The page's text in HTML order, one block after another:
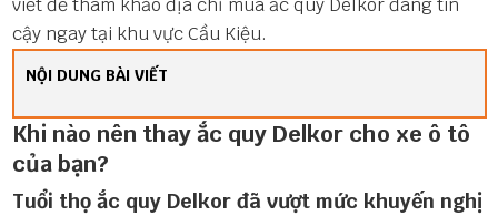
viết để tham khảo địa chỉ mua ắc quy Delkor đáng tin
cậy ngay tại khu vực Cầu Kiệu.
NỘI DUNG BÀI VIẾT
Khi nào nên thay ắc quy Delkor cho xe ô tô
của bạn?
Tuổi thọ ắc quy Delkor đã vượt mức khuyến nghị